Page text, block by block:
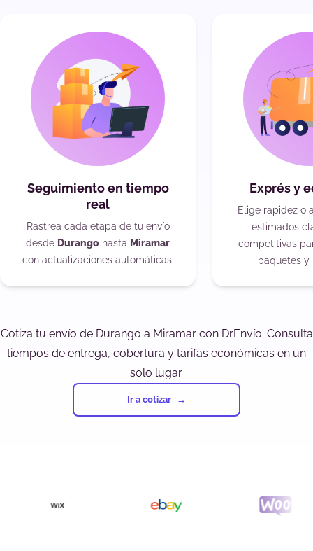
Seguimiento en tiempo
real
Rastrea cada etapa de tu envío
desde Durango hasta Miramar
con actualizaciones automáticas.
Exprés y
Elige rapidez o
estimados
competitivas
paquetes y
Cotiza tu envío de Durango a Miramar con DrEnvío. Consulta
tiempos de entrega, cobertura y tarifas económicas en un
solo lugar.
Ir a cotizar